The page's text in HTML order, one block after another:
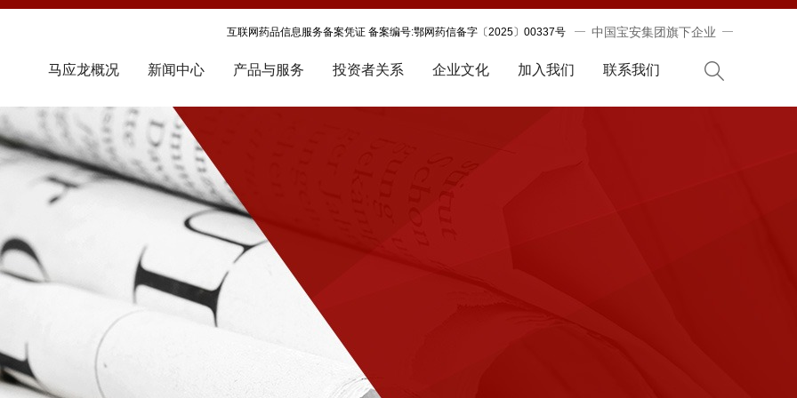
互联网药品信息服务备案凭证 备案编号:鄂网药信备字〔2025〕00337号 中国宝安集团旗下企业
马应龙概况 新闻中心 产品与服务 投资者关系 企业文化 加入我们 联系我们